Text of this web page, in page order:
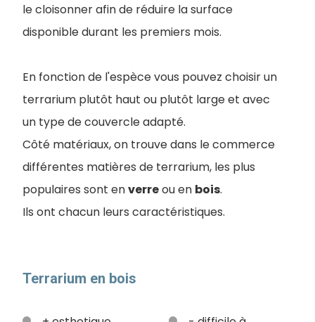
le cloisonner afin de réduire la surface
disponible durant les premiers mois.
En fonction de l'espèce vous pouvez choisir un
terrarium plutôt haut ou plutôt large et avec
un type de couvercle adapté.
Côté matériaux, on trouve dans le commerce
différentes matières de terrarium, les plus
populaires sont enverreou en bois.
Ils ont chacun leurs caractéristiques.
Terrarium en bois